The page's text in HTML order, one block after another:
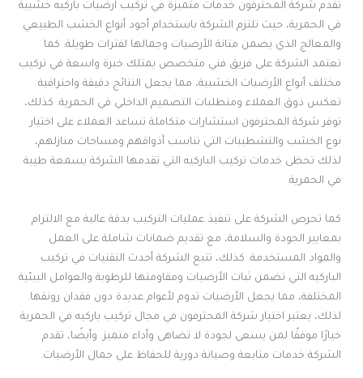
تقدم شركة المحترفون خدمات متميزة في تركيب ارضيات باركيه خشبية
في الحمرية، حيث تلتزم الشركة باستخدام أجود أنواع الخشب الطبيعي
والمعالج الذي يضمن متانة الأرضيات وجمالها لفترات طويلة. كما
تعتمد الشركة على فريق فني متخصص يمتلك خبرة واسعة في تركيب
مختلف أنواع الأرضيات الخشبية، مما يجعل النتائج دقيقة واحترافية
تعكس ذوق العملاء ومتطلبات التصميم الداخلي في الحمرية. كذلك،
توفر شركة المحترفون استشارات متكاملة تساعد العملاء على اختيار
نوع الخشب والتشطيبات التي تناسب أذواقهم ومساحات منازلهم،
لذلك تحظى خدمات تركيب الباركيه التي تقدمها الشركة بسمعة طيبة
في الحمرية.
كما تحرص الشركة على تنفيذ عمليات التركيب بدقة عالية مع الالتزام
بمعايير الجودة والسلامة، مع تقديم ضمانات شاملة على العمل
والمواد المستخدمة. كذلك، تتبع الشركة أحدث التقنيات في تركيب
الباركيه التي تضمن ثبات الأرضيات ومقاومتها للرطوبة والعوامل البيئية
المختلفة، مما يجعل الأرضيات تدوم لأعوام عديدة دون فقدان رونقها.
لذلك، يعتبر اختيار شركة المحترفون في مجال تركيب باركيه في الحمرية
خيارًا موفقًا لمن يسعى لجودة لا تضاهى وأداء متميز. وأيضًا، تقدم
الشركة خدمات متابعة وصيانة دورية للحفاظ على جمال الأرضيات.